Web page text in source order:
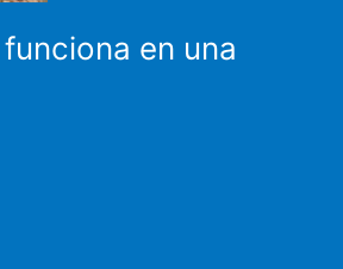
en una